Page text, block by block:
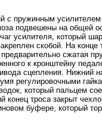
с пружинным усилителем
подвешены на общей
усилителя, который
скобой. На конце
сжатая
к кронштейну
сцепления. Нижний
регулировочными
который пальцем
конец троса закрыт
буфере, который